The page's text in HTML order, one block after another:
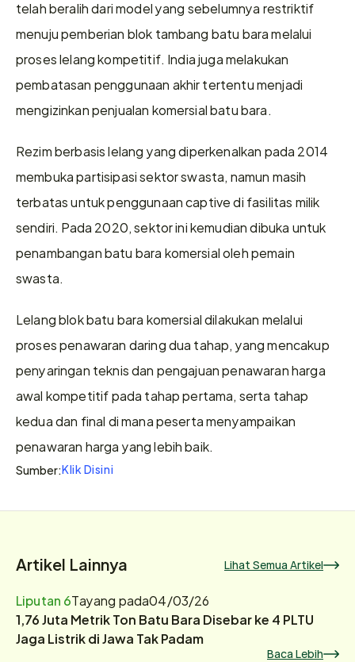
telah beralih dari model yang sebelumnya restriktif
menuju pemberian blok tambang batu bara melalui
proses lelang kompetitif. India juga melakukan
pembatasan penggunaan akhir tertentu menjadi
mengizinkan penjualan komersial batu bara.
Rezim berbasis lelang yang diperkenalkan pada 2014
membuka partisipasi sektor swasta, namun masih
terbatas untuk penggunaan captive di fasilitas milik
sendiri. Pada 2020, sektor ini kemudian dibuka untuk
penambangan batu bara komersial oleh pemain
swasta.
Lelang blok batu bara komersial dilakukan melalui
proses penawaran daring dua tahap, yang mencakup
penyaringan teknis dan pengajuan penawaran harga
awal kompetitif pada tahap pertama, serta tahap
kedua dan final di mana peserta menyampaikan
penawaran harga yang lebih baik.
Sumber:Klik Disini
Artikel Lainnya Lihat Semua Artikel
Liputan 6Tayang pada04/03/26
1,76 Juta Metrik Ton Batu Bara Disebar ke 4 PLTU
Jaga Listrik di Jawa Tak Padam
Baca Lebih